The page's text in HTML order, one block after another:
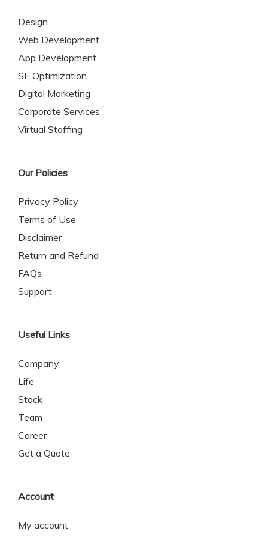
Design
Web Development
App Development
SE Optimization
Digital Marketing
Corporate Services
Virtual Staffing
Our Policies
Privacy Policy
Terms of Use
Disclaimer
Return and Refund
FAQs
Support
Useful Links
Company
Life
Stack
Team
Career
Get a Quote
Account
My account